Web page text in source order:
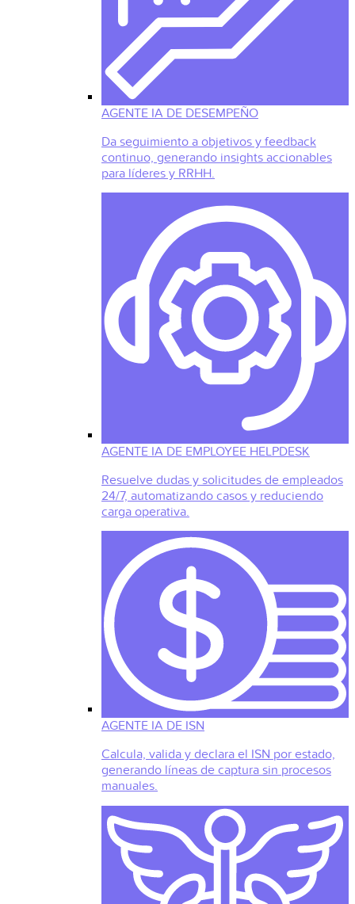
AGENTE IA DE DESEMPEÑO
Da seguimiento a objetivos y feedback
continuo, generando insights accionables
para líderes y RRHH.
AGENTE IA DE EMPLOYEE HELPDESK
Resuelve dudas y solicitudes de empleados
24/7, automatizando casos y reduciendo
carga operativa.
AGENTE IA DE ISN
Calcula, valida y declara el ISN por estado,
generando líneas de captura sin procesos
manuales.